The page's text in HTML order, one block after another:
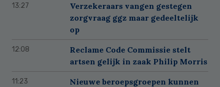
13:27
Verzekeraars vangen gestegen
zorgvraag ggz maar gedeeltelijk
op
12:08
Reclame Code Commissie stelt
artsen gelijk in zaak Philip Morris
11:23
Nieuwe beroepsgroepen kunnen